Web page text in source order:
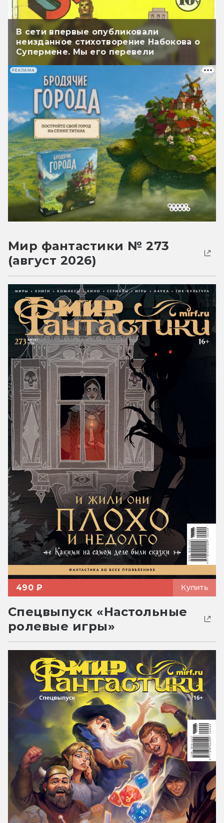
В сети впервые опубликовали
неизданное стихотворение Набокова о
Супермене. Мы его перевели
РЕКЛАМА
Мир фантастики № 273
(август 2026)
490 ₽ Купить
Спецвыпуск «Настольные
ролевые игры»